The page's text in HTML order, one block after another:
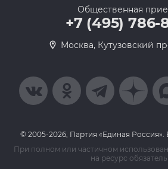
Общественная
+7 (495) 786-
Москва, Кутузовский
© 2005-2026, Партия «Единая
При полном или частичном
на ресурс